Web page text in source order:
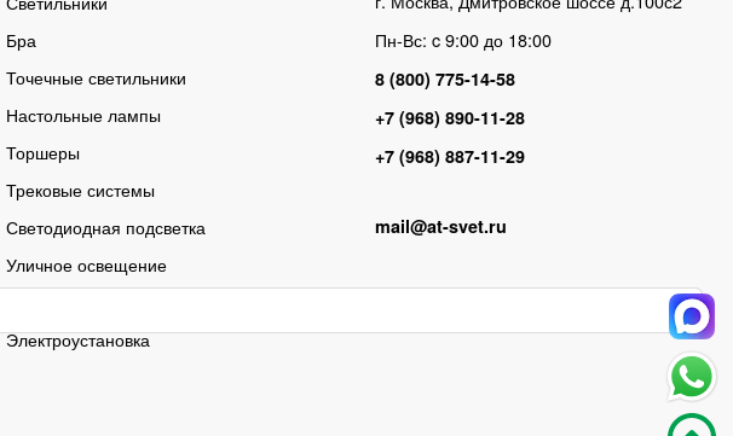
Бра
Точечные светильники
Настольные лампы
Торшеры
Трековые системы
Светодиодная подсветка
Уличное освещение
Электроустановка
Пн-Вс: c 9:00 до 18:00
8 (800) 775-14-58
+7 (968) 890-11-28
+7 (968) 887-11-29
mail@at-svet.ru